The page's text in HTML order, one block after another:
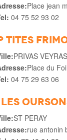
Place jean
04 75 52 93 02
tites
PRIVAS VEYRAS
Place du
04 75 29 63 06
les
ST PERAY
rue antonin